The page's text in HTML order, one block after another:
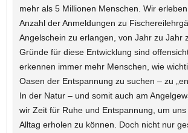
mehr als 5 Millionen Menschen. Wir
Anzahl der Anmeldungen zu
Angelschein zu erlangen, von Jahr zu Jahr
Gründe für diese Entwicklung sind
erkennen immer mehr Menschen, wie
Oasen der Entspannung zu suchen – zu
In der Natur – und somit auch am
wir Zeit für Ruhe und Entspannung, um
Alltag erholen zu können. Doch nicht nur